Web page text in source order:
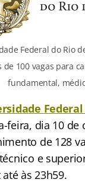
Federal do Rio
de 100 vagas para
fundamental,
feira, dia 10
de 128
e
às 23h59.